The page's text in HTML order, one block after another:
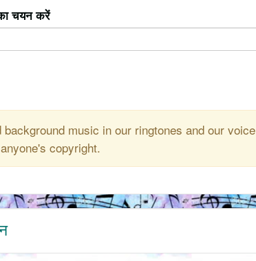
चयन करें
music in our ringtones and our
copyright.